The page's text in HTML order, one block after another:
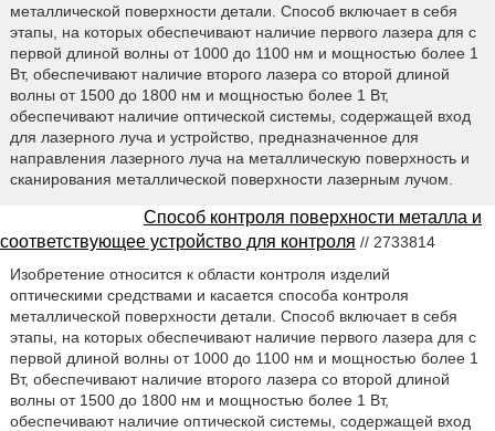
металлической поверхности детали. Способ включает в себя
этапы, на которых обеспечивают наличие первого лазера для с
первой длиной волны от 1000 до 1100 нм и мощностью более 1
Вт, обеспечивают наличие второго лазера со второй длиной
волны от 1500 до 1800 нм и мощностью более 1 Вт,
обеспечивают наличие оптической системы, содержащей вход
для лазерного луча и устройство, предназначенное для
направления лазерного луча на металлическую поверхность и
сканирования металлической поверхности лазерным лучом.
Способ контроля поверхности металла и
соответствующее устройство для контроля // 2733814
Изобретение относится к области контроля изделий
оптическими средствами и касается способа контроля
металлической поверхности детали. Способ включает в себя
этапы, на которых обеспечивают наличие первого лазера для с
первой длиной волны от 1000 до 1100 нм и мощностью более 1
Вт, обеспечивают наличие второго лазера со второй длиной
волны от 1500 до 1800 нм и мощностью более 1 Вт,
обеспечивают наличие оптической системы, содержащей вход